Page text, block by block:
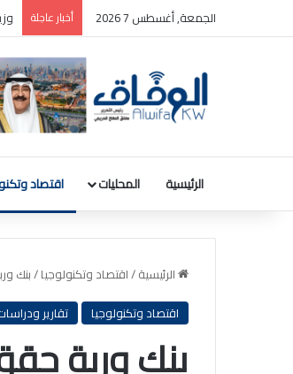
الجمعة, أغسطس 7 2026 أخبار عاجلة
الرئيسية المحليات اقتصاد
الرئيسية/اقتصاد وتكنولوجيا/بنك وربة حقق
اقتصاد وتكنولوجيا
تقارير